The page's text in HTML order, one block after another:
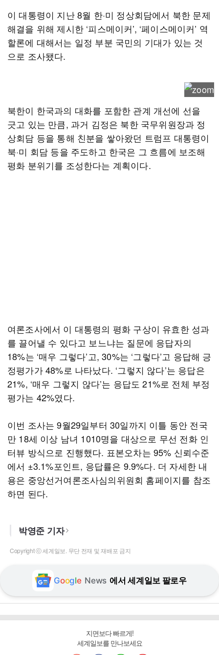
이 대통령이 지난 8월 한·미 정상회담에서 북한 문제
해결을 위해 제시한 ‘피스메이커’, ‘페이스메이커’ 역
할론에 대해서는 일정 부분 국민의 기대가 있는 것
으로 조사됐다.
북한이 한국과의 대화를 포함한 관계 개선에 선을
긋고 있는 만큼, 과거 김정은 북한 국무위원장과 정
상회담 등을 통해 친분을 쌓아왔던 트럼프 대통령이
북·미 회담 등을 주도하고 한국은 그 흐름에 보조해
평화 분위기를 조성한다는 계획이다.
여론조사에서 이 대통령의 평화 구상이 유효한 성과
를 끌어낼 수 있다고 보느냐는 질문에 응답자의
18%는 ‘매우 그렇다’고, 30%는 ‘그렇다’고 응답해 긍
정평가가 48%로 나타났다. ‘그렇지 않다’는 응답은
21%, ‘매우 그렇지 않다’는 응답도 21%로 전체 부정
평가는 42%였다.
이번 조사는 9월29일부터 30일까지 이틀 동안 전국
만 18세 이상 남녀 1010명을 대상으로 무선 전화 인
터뷰 방식으로 진행했다. 표본오차는 95% 신뢰수준
에서 ±3.1%포인트, 응답률은 9.9%다. 더 자세한 내
용은 중앙선거여론조사심의위원회 홈페이지를 참조
하면 된다.
박영준 기자
Copyright ⓒ 세계일보. 무단 전재 및 재배포 금지
Google News 에서 세계일보 팔로우
지면보다 빠르게!
세계일보를 만나보세요